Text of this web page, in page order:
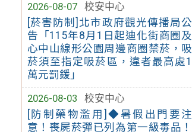
2026-08-07
校安中心
[菸害防制]北市政府觀光傳播局公
告「115年8月1日起迪化街商圈及
心中山線形公園周邊商圈禁菸，吸
菸須至指定吸菸區，違者最高處1
萬元罰鍰」
2026-08-03
校安中心
[防制藥物濫用]◆暑假出門要注
意！喪屍菸彈已列為第一級毒品！